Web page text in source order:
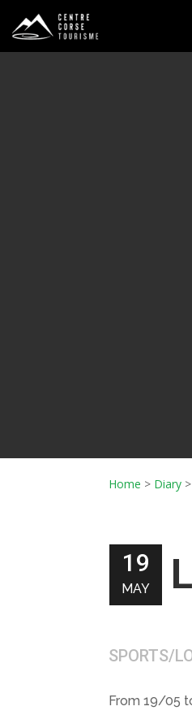
Home > Diary >
19
MAY
SPORTS/
From 19/05